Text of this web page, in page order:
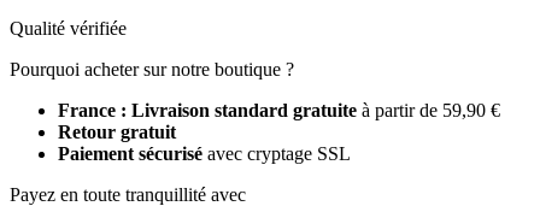
Qualité vérifiée
Pourquoi acheter sur notre boutique ?
France : Livraison standard gratuite à partir de 59,90 €
Retour gratuit
Paiement sécurisé avec cryptage SSL
Payez en toute tranquillité avec